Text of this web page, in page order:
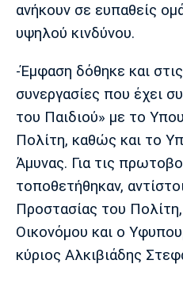
ανήκουν σε ευπαθείς
υψηλού κινδύνου.
-Έμφαση δόθηκε και
συνεργασίες που έχει
του Παιδιού» με το
Πολίτη, καθώς και το
Άμυνας. Για τις
τοποθετήθηκαν,
Προστασίας του
Οικονόμου και ο
κύριος Αλκιβιάδης